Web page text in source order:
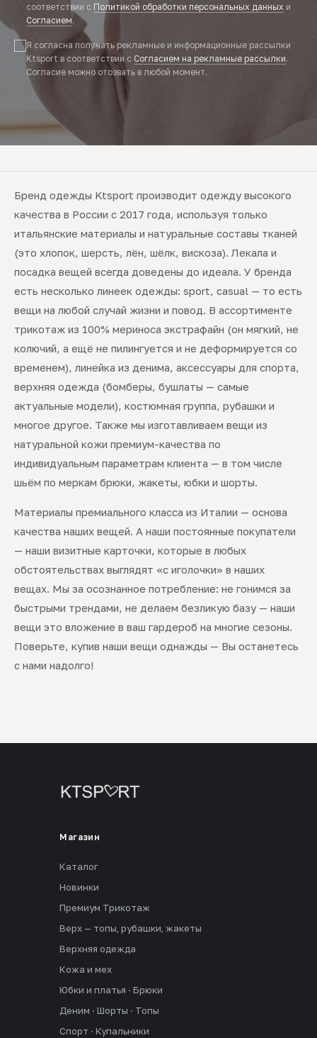
соответствии с Политикой обработки персональных данных и
Согласием.
Я согласна получать рекламные и информационные рассылки
Ktsport в соответствии с Согласием на рекламные рассылки.
Согласие можно отозвать в любой момент.
Бренд одежды Ktsport производит одежду высокого
качества в России с 2017 года, используя только
итальянские материалы и натуральные составы тканей
(это хлопок, шерсть, лён, шёлк, вискоза). Лекала и
посадка вещей всегда доведены до идеала. У бренда
есть несколько линеек одежды: sport, casual — то есть
вещи на любой случай жизни и повод. В ассортименте
трикотаж из 100% мериноса экстрафайн (он мягкий, не
колючий, а ещё не пилингуется и не деформируется со
временем), линейка из денима, аксессуары для спорта,
верхняя одежда (бомберы, бушлаты — самые
актуальные модели), костюмная группа, рубашки и
многое другое. Также мы изготавливаем вещи из
натуральной кожи премиум-качества по
индивидуальным параметрам клиента — в том числе
шьём по меркам брюки, жакеты, юбки и шорты.
Материалы премиального класса из Италии — основа
качества наших вещей. А наши постоянные покупатели
— наши визитные карточки, которые в любых
обстоятельствах выглядят «с иголочки» в наших
вещах. Мы за осознанное потребление: не гонимся за
быстрыми трендами, не делаем безликую базу — наши
вещи это вложение в ваш гардероб на многие сезоны.
Поверьте, купив наши вещи однажды — Вы останетесь
с нами надолго!
Магазин
Каталог
Новинки
Премиум Трикотаж
Верх — топы, рубашки, жакеты
Верхняя одежда
Кожа и мех
Юбки и платья · Брюки
Деним · Шорты · Топы
Спорт · Купальники